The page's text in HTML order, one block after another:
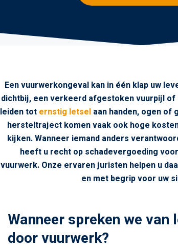
Een vuurwerkongeval kan in één klap uw
dichtbij, een verkeerd afgestoken vuurpijl
leiden tot ernstig letselaan handen, ogen of
hersteltraject komen vaak ook hoge
kijken. Wanneer iemand anders
heeft u recht op schadevergoeding
vuurwerk. Onze ervaren juristen helpen u
en met begrip voor uw
Wanneer spreken we van
door vuurwerk?